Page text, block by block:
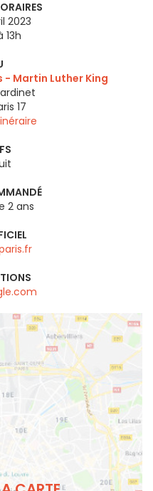
2023
13h
Martin Luther King
17
2 ans